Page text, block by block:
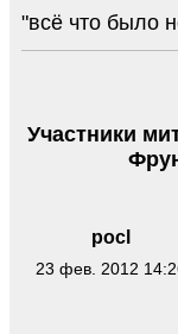
"всё что было
pocl
23 фев. 2012
Участники